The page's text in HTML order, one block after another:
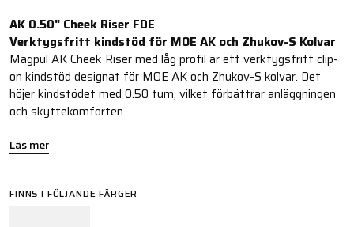
AK 0.50" Cheek Riser FDE
Verktygsfritt kindstöd för MOE AK och Zhukov-S Kolvar
Magpul AK Cheek Riser med låg profil är ett verktygsfritt clip-
on kindstöd designat för MOE AK och Zhukov-S kolvar. Det
höjer kindstödet med 0.50 tum, vilket förbättrar anläggningen
och skyttekomforten.
Läs mer
FINNS I FÖLJANDE FÄRGER